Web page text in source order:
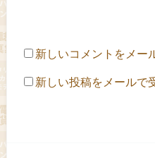
新しいコメントをメー
新しい投稿をメールで